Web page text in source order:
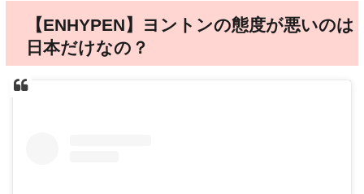
【ENHYPEN】ヨントンの態度が悪いのは
日本だけなの？